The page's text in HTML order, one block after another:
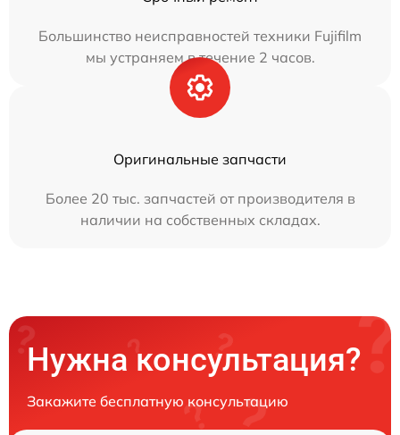
Большинство неисправностей техники Fujifilm
мы устраняем в течение 2 часов.
Оригинальные запчасти
Более 20 тыс. запчастей от производителя в
наличии на собственных складах.
Нужна консультация?
Закажите бесплатную консультацию